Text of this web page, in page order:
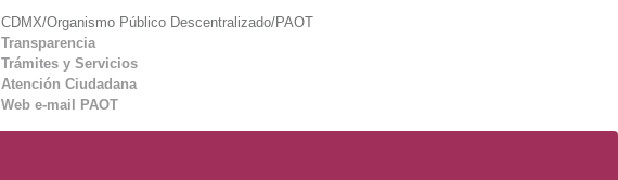
CDMX/Organismo Público Descentralizado/PAOT
Transparencia
Trámites y Servicios
Atención Ciudadana
Web e-mail PAOT